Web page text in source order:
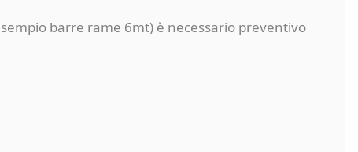
barre rame 6mt) è necessario preventivo